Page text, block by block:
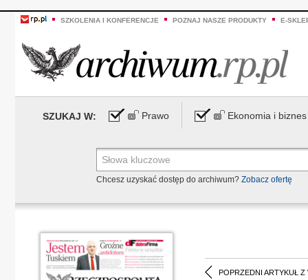
SZKOLENIA I KONFERENCJE POZNAJ NASZE PRODUKTY E-
SZUKAJ W: Prawo Ekonomia i biznes
Chcesz uzyskać dostęp do archiwum? Zobacz ofertę
POPRZEDNI ARTYKUŁ Z